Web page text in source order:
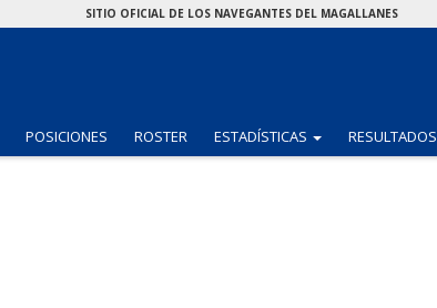
SITIO OFICIAL DE LOS NAVEGANTES DEL MAGALLANES
POSICIONES ROSTER ESTADÍSTICAS (CURRENT)
RESULTADOS